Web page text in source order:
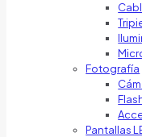
Fotografía
Pantallas